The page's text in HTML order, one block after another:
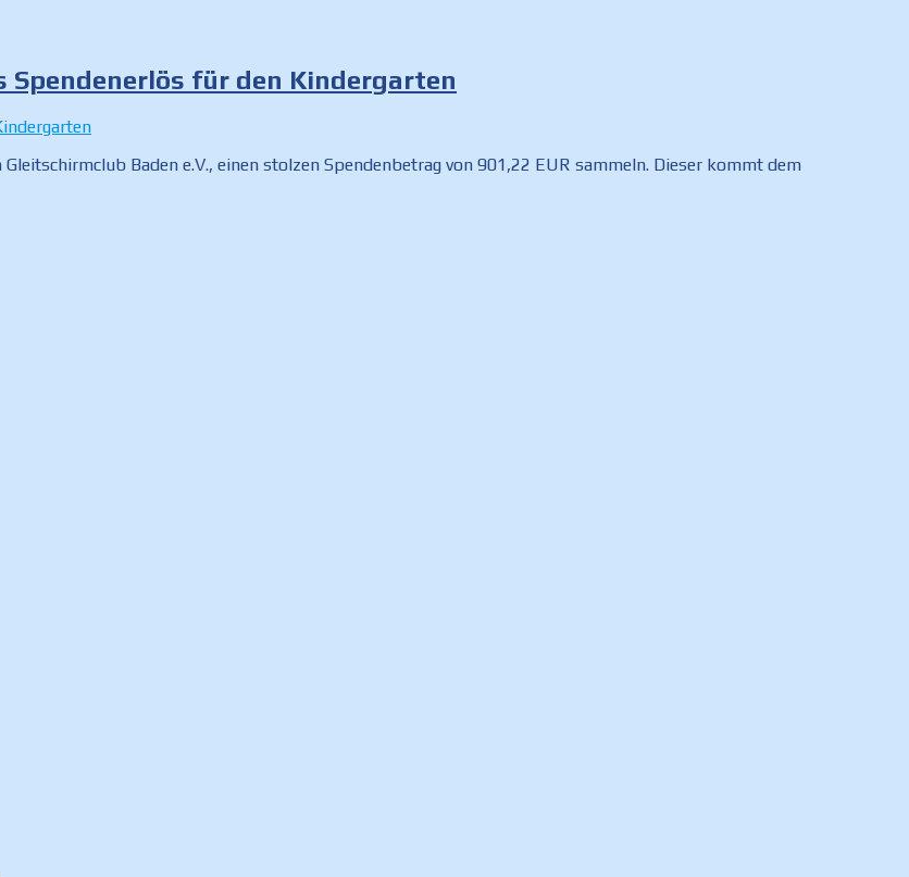
Spendenerlös für den Kindergarten
Baden e.V., einen stolzen Spendenbetrag von 901,22 EUR sammeln. Dieser kommt dem